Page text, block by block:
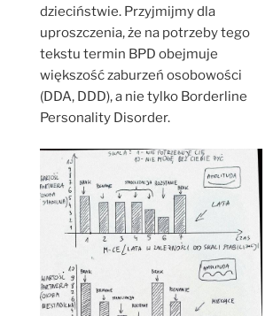
dzieciństwie. Przyjmijmy dla
uproszczenia, że na potrzeby tego
tekstu termin BPD obejmuje
większość zaburzeń osobowości
(DDA, DDD), a nie tylko Borderline
Personality Disorder.